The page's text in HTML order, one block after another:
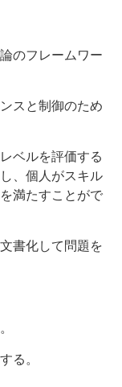
のフレームワー
スと制御のため
ベルを評価する
、個人がスキル
満たすことがで
書化して問題を
る。